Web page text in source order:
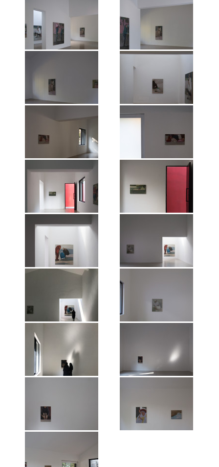
“王音：友谊”空间展览现场，镜花
园，2018年。 图片：维他命文献库
“王音：友谊”空间展览现场，镜花
园，2018年。 图片：维他命文献库
园，2018年。 图片：维他命文献库
“王音：友谊”空间展览现场，镜花
园，2018年。 图片：维他命文献库
“王音：友谊”空间展览现场，镜花
园，2018年。 图片：维他命文献库
园，2018年。 图片：维他命文献库
“王音：友谊”空间展览现场，镜花
园，2018年。 图片：维他命文献库
“王音：友谊”空间展览现场，镜花
园，2018年。 图片：维他命文献库
“王音：友谊”空间展览现场，镜花
园，2018年。 图片：维他命文献库
“王音：友谊”空间展览现场，镜花
园，2018年。 图片：维他命文献库
园，2018年。 图片：维他命文献库
园，2018年。 图片：维他命文献库
“王音：友谊”空间展览现场，镜花
园，2018年。 图片：维他命文献库
“王音：友谊”空间展览现场，镜花
园，2018年。 图片：维他命文献库
园，2018年。 图片：维他命文献库
园，2018年。 图片：维他命文献库
“王音：友谊”空间展览现场，镜花